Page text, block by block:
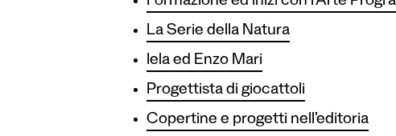
La Serie della Natura
Iela ed Enzo Mari
Progettista di giocattoli
Copertine e progetti nell’editoria